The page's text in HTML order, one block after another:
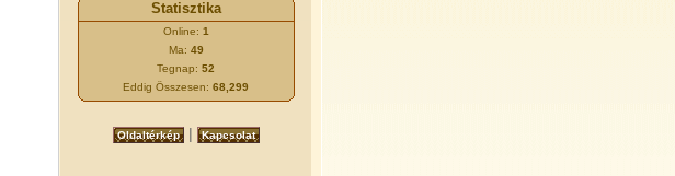
Statisztika
Online: 1
Ma: 49
Tegnap: 52
Eddig Összesen: 68,299
Oldaltérkép | Kapcsolat